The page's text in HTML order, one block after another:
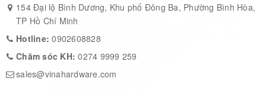
154 Đại lộ Bình Dương, Khu phố Đông Ba, Phường Bình Hòa,
TP Hồ Chí Minh
Hotline:0902608828
Chăm sóc KH:0274 9999 259
sales@vinahardware.com